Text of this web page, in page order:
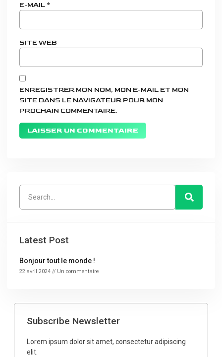
E-MAIL *
SITE WEB
ENREGISTRER MON NOM, MON E-MAIL ET MON
SITE DANS LE NAVIGATEUR POUR MON
PROCHAIN COMMENTAIRE.
Latest Post
Bonjour tout le monde !
22 avril 2024 Un commentaire
Subscribe Newsletter
Lorem ipsum dolor sit amet, consectetur adipiscing
elit.